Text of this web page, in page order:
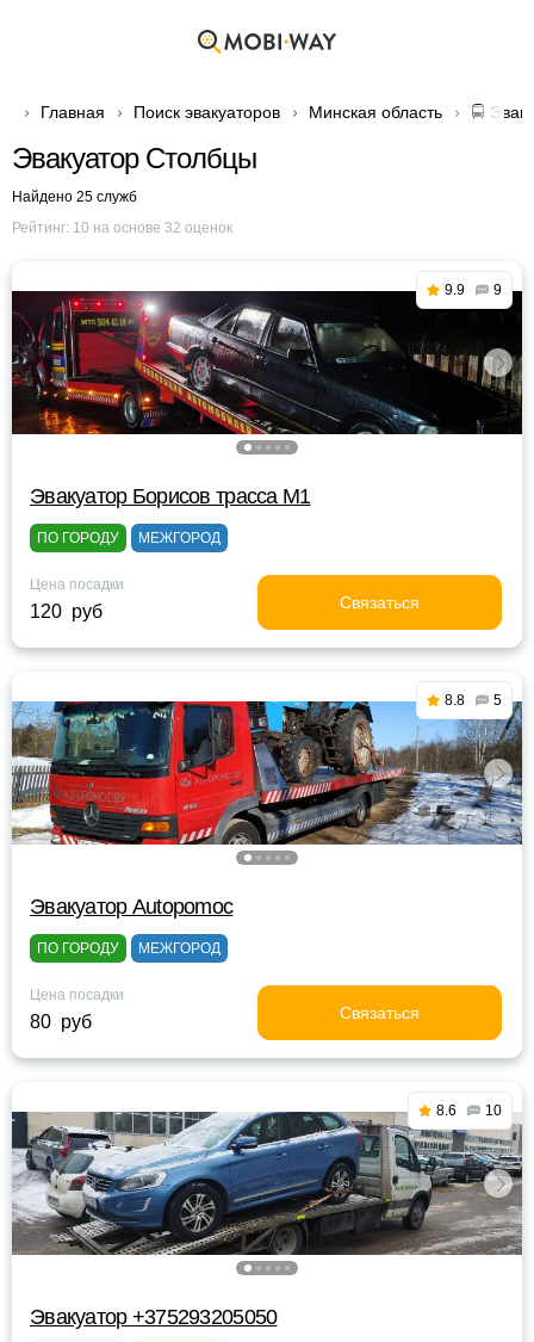
Главная Поиск эвакуаторов Минская область 🚍
Эвакуатор Столбцы
Найдено 25 служб
Рейтинг: 10 на основе 32 оценок
9.9 9
Эвакуатор Борисов трасса М1
ПО ГОРОДУ МЕЖГОРОД
Цена посадки
120 руб Связаться
8.8 5
Эвакуатор Autopomoc
ПО ГОРОДУ МЕЖГОРОД
Цена посадки
80 руб Связаться
8.6 10
Эвакуатор +375293205050